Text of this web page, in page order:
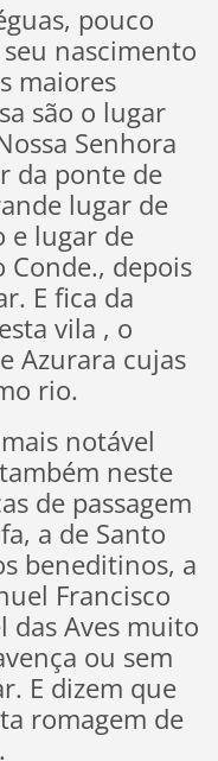
pouco
nascimento
maiores
são o lugar
Senhora
da ponte de
lugar de
e lugar de
Conde., depois
E fica da
vila , o
Azurara cujas
rio.
notável
neste
de passagem
a de Santo
beneditinos, a
Francisco
das Aves muito
ou sem
E dizem que
romagem de